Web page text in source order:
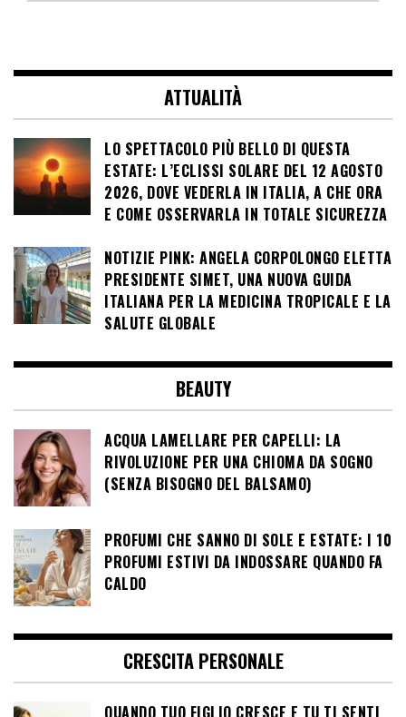
ATTUALITÀ
LO SPETTACOLO PIÙ BELLO DI QUESTA
ESTATE: L’ECLISSI SOLARE DEL 12 AGOSTO
2026, DOVE VEDERLA IN ITALIA, A CHE ORA
E COME OSSERVARLA IN TOTALE SICUREZZA
NOTIZIE PINK: ANGELA CORPOLONGO ELETTA
PRESIDENTE SIMET, UNA NUOVA GUIDA
ITALIANA PER LA MEDICINA TROPICALE E LA
SALUTE GLOBALE
BEAUTY
ACQUA LAMELLARE PER CAPELLI: LA
RIVOLUZIONE PER UNA CHIOMA DA SOGNO
(SENZA BISOGNO DEL BALSAMO)
PROFUMI CHE SANNO DI SOLE E ESTATE: I 10
PROFUMI ESTIVI DA INDOSSARE QUANDO FA
CALDO
CRESCITA PERSONALE
QUANDO TUO FIGLIO CRESCE E TU TI SENTI